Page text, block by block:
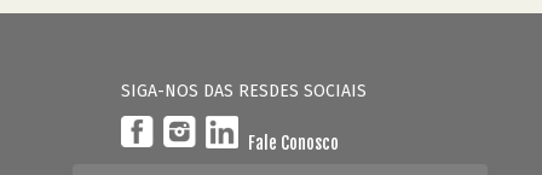
SIGA-NOS DAS RESDES SOCIAIS
Fale Conosco